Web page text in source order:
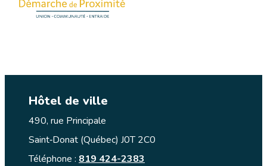
maîtriser
ressources
communautaires
Hôtel de ville
490, rue Principale
Saint‑Donat (Québec) J0T 2C0
Téléphone : 819 424-2383